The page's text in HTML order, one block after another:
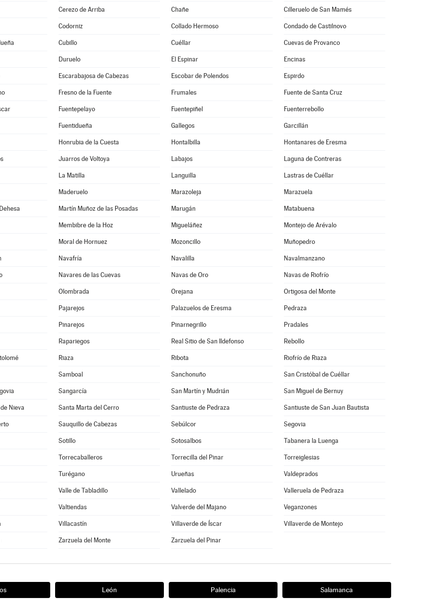
Cerezo de Arriba Chañe Cilleruelo de San Mamés
Codorniz Collado Hermoso Condado de Castilnovo
Cubillo Cuéllar Cuevas de Provanco
Duruelo El Espinar Encinas
Escarabajosa de Cabezas Escobar de Polendos Espirdo
Fresno de la Fuente Frumales Fuente de Santa Cruz
Fuentepelayo Fuentepiñel Fuenterrebollo
Fuentidueña Gallegos Garcillán
Honrubia de la Cuesta Hontalbilla Hontanares de Eresma
Juarros de Voltoya Labajos Laguna de Contreras
La Matilla Languilla Lastras de Cuéllar
Maderuelo Marazoleja Marazuela
Martín Muñoz de las Posadas Marugán Matabuena
Membibre de la Hoz Migueláñez Montejo de Arévalo
Moral de Hornuez Mozoncillo Muñopedro
Navafría Navalilla Navalmanzano
Navares de las Cuevas Navas de Oro Navas de Riofrío
Olombrada Orejana Ortigosa del Monte
Pajarejos Palazuelos de Eresma Pedraza
Pinarejos Pinarnegrillo Pradales
Rapariegos Real Sitio de San Ildefonso Rebollo
Riaza Ribota Riofrío de Riaza
Samboal Sanchonuño San Cristóbal de Cuéllar
Sangarcía San Martín y Mudrián San Miguel de Bernuy
Nieva Santa Marta del Cerro Santiuste de Pedraza Santiuste de San Juan Bautista
Sauquillo de Cabezas Sebúlcor Segovia
Sotillo Sotosalbos Tabanera la Luenga
Torrecaballeros Torrecilla del Pinar Torreiglesias
Turégano Urueñas Valdeprados
Valle de Tabladillo Vallelado Valleruela de Pedraza
Valtiendas Valverde del Majano Veganzones
Villacastín Villaverde de Íscar Villaverde de Montejo
Zarzuela del Monte Zarzuela del Pinar
León Palencia Salamanca